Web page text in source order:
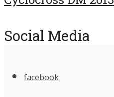
Social Media
facebook